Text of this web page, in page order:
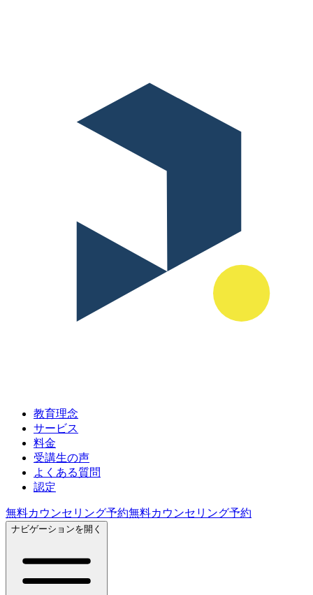
教育理念
サービス
料金
受講生の声
よくある質問
認定
無料カウンセリング予約無料カウンセリング予約
ナビゲーションを開く